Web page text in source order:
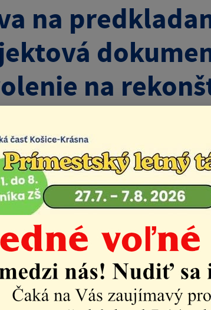
na
na
nádeje v
Mestská časť
Úradná tabuľa do 8/2021
predkladanie ponúk pre zákazku:
nádeje v Košiciach Krásnej článok
na predkladanie ponúk pre zákazku:
povolenie na rekonštrukciu, resp.
Krásnej článok
| PDF | 0.13 Mb